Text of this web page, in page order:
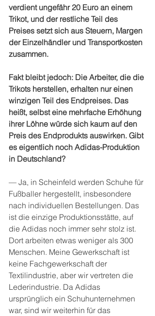
verdient ungefähr 20 Euro an einem
Trikot, und der restliche Teil des
Preises setzt sich aus Steuern, Margen
der Einzelhändler und Transportkosten
zusammen.
Fakt bleibt jedoch: Die Arbeiter, die die
Trikots herstellen, erhalten nur einen
winzigen Teil des Endpreises. Das
heißt, selbst eine mehrfache Erhöhung
ihrer Löhne würde sich kaum auf den
Preis des Endprodukts auswirken. Gibt
es eigentlich noch Adidas-Produktion
in Deutschland?
— Ja, in Scheinfeld werden Schuhe für
Fußballer hergestellt, insbesondere
nach individuellen Bestellungen. Das
ist die einzige Produktionsstätte, auf
die Adidas noch immer sehr stolz ist.
Dort arbeiten etwas weniger als 300
Menschen. Meine Gewerkschaft ist
keine Fachgewerkschaft der
Textilindustrie, aber wir vertreten die
Lederindustrie. Da Adidas
ursprünglich ein Schuhunternehmen
war, sind wir weiterhin für das